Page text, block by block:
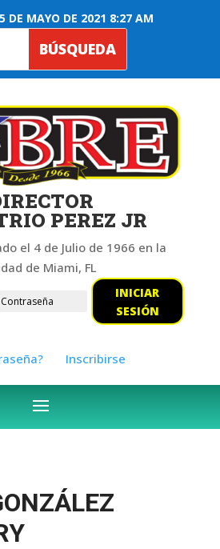
DE MAYO DE 2021 8:27 AM
PEREZ JR
el 4 de Julio de 1966 en la
de Miami, FL
INICIAR
SESIÓN
Inscribirse